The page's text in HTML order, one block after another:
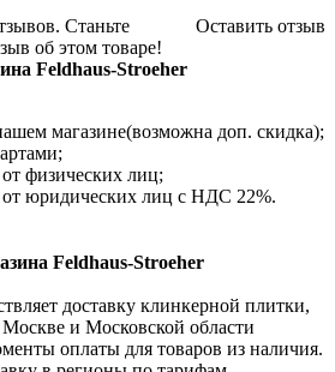
Оставить отзыв
Станьте
об этом товаре!
Feldhaus-Stroeher
магазине(возможна доп. скидка);
физических лиц;
от юридических лиц с НДС 22%.
Feldhaus-Stroeher
доставку клинкерной плитки,
и Московской области
оплаты для товаров из наличия.